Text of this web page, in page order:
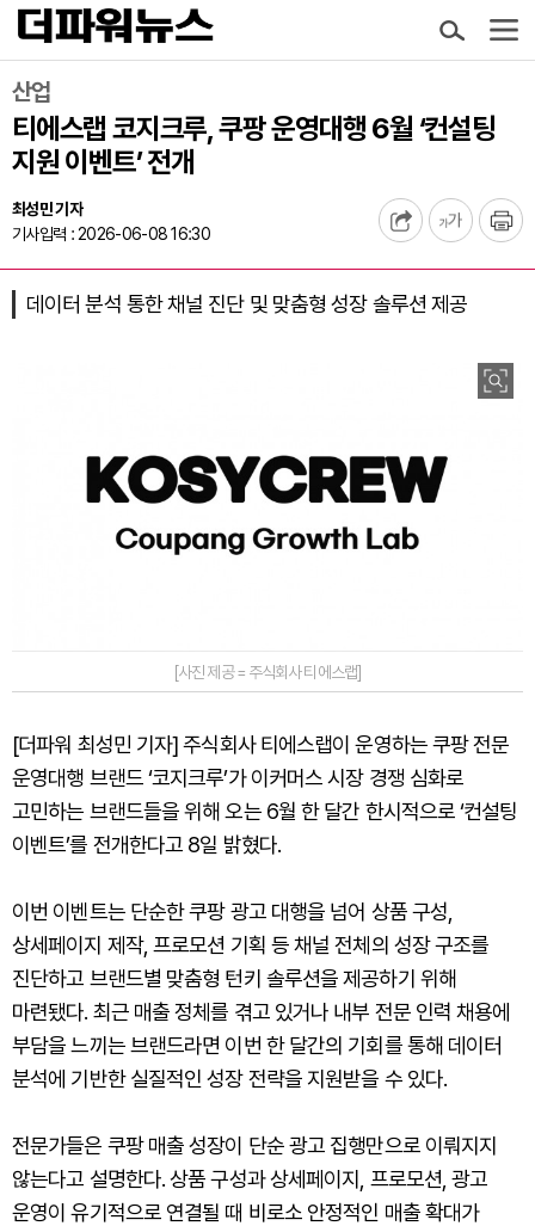
산업
티에스랩 코지크루, 쿠팡 운영대행 6월 ‘컨설팅
지원 이벤트’ 전개
최성민 기자
기사입력 : 2026-06-08 16:30
데이터 분석 통한 채널 진단 및 맞춤형 성장 솔루션 제공
[사진 제공 = 주식회사 티에스랩]
[더파워 최성민 기자] 주식회사 티에스랩이 운영하는 쿠팡 전문
운영대행 브랜드 ‘코지크루’가 이커머스 시장 경쟁 심화로
고민하는 브랜드들을 위해 오는 6월 한 달간 한시적으로 ‘컨설팅
이벤트’를 전개한다고 8일 밝혔다.
이번 이벤트는 단순한 쿠팡 광고 대행을 넘어 상품 구성,
상세페이지 제작, 프로모션 기획 등 채널 전체의 성장 구조를
진단하고 브랜드별 맞춤형 턴키 솔루션을 제공하기 위해
마련됐다. 최근 매출 정체를 겪고 있거나 내부 전문 인력 채용에
부담을 느끼는 브랜드라면 이번 한 달간의 기회를 통해 데이터
분석에 기반한 실질적인 성장 전략을 지원받을 수 있다.
전문가들은 쿠팡 매출 성장이 단순 광고 집행만으로 이뤄지지
않는다고 설명한다. 상품 구성과 상세페이지, 프로모션, 광고
운영이 유기적으로 연결될 때 비로소 안정적인 매출 확대가